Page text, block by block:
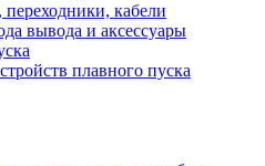
кабели
вывода и аксессуары
плавного пуска